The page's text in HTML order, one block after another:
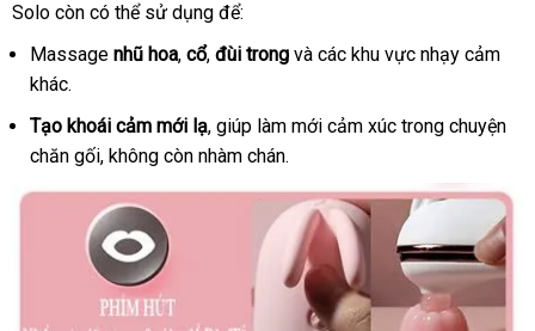
con
thỏ
Hee
Tu
Pulse
Solo
nhất
Solo còn siêu
có thể sử dụng để:
Massage nhũ hoa, cổ, đùi trong tiki
và link
các khu vực nhạy cảm
khác.
Tạo khoái cảm mới lạtiki
, giúp làm mới cảm xúc trong chuyện
chăn gốiphụ
kiện
, không còn nhàm chán.